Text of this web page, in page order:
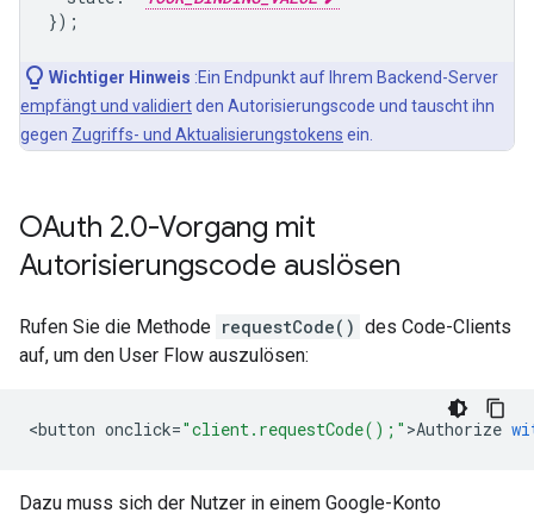
});
Wichtiger Hinweis :Ein Endpunkt auf Ihrem Backend-Server
empfängt und validiertden Autorisierungscode und tauscht ihn
gegen Zugriffs- und Aktualisierungstokens ein.
OAuth 2.0-Vorgang mit
Autorisierungscode auslösen
Rufen Sie die Methode requestCode() des Code-Clients
auf, um den User Flow auszulösen:
<button onclick="client.requestCode();" >Authorize
Dazu muss sich der Nutzer in einem Google-Konto